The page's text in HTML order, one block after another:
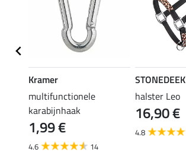
Kramer
multifunctionele
karabijnhaak
1,99 €
4.6 14
STONEDEEK
halster Leo
16,90 €
4.8